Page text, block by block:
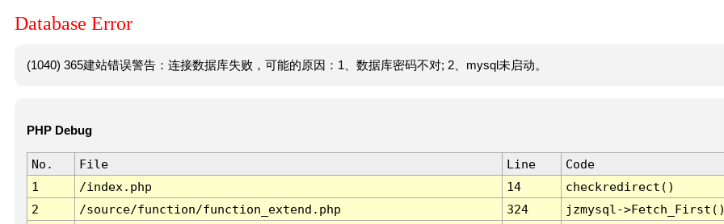
Database Error
(1040) 365建站错误警告：连接数据库失败，可能的原因：1、数据库密码不对; 2、mysql未启动。
PHP Debug
No. File Line
Code
1
/index.php 14
checkredirect()
2
/source/function/function_extend.php 324
jzmysql-